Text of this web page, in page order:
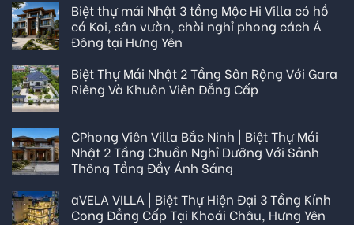
Biệt thự mái Nhật 3 tầng Mộc Hi Villa có hồ
cá Koi, sân vườn, chòi nghỉ phong cách Á
Đông tại Hưng Yên
Biệt Thự Mái Nhật 2 Tầng Sân Rộng Với Gara
Riêng Và Khuôn Viên Đẳng Cấp
CPhong Viên Villa Bắc Ninh | Biệt Thự Mái
Nhật 2 Tầng Chuẩn Nghỉ Dưỡng Với Sảnh
Thông Tầng Đầy Ánh Sáng
aVELA VILLA | Biệt Thự Hiện Đại 3 Tầng Kính
Cong Đẳng Cấp Tại Khoái Châu, Hưng Yên